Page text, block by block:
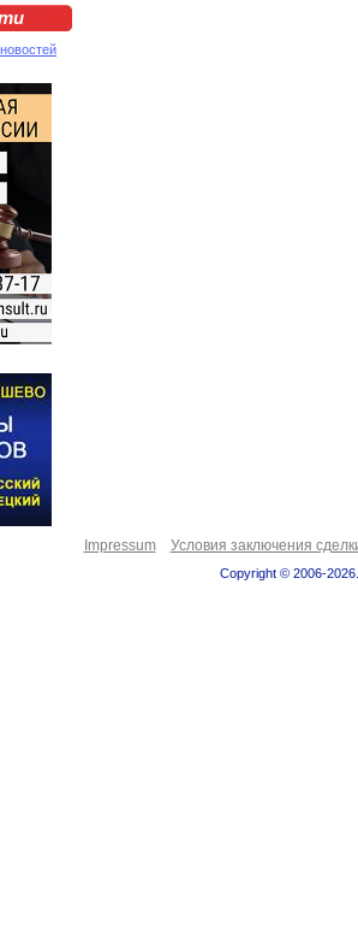
Impressum Условия заключения
Copyright © 2006-